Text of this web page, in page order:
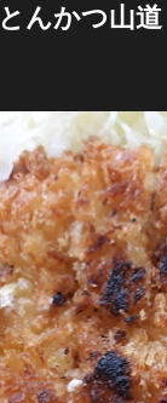
んかつ山道